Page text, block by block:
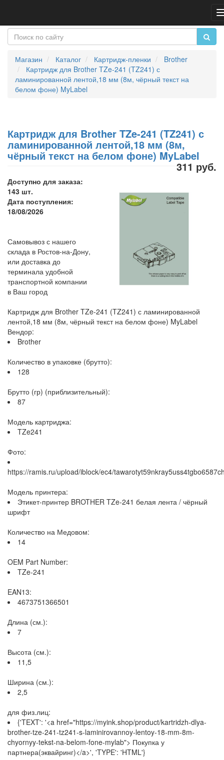
Магазин Каталог Картридж-пленки
Brother
Картридж для Brother TZe-241 (TZ241) с
ламинированной лентой,18 мм (8м, чёрный текст на
белом фоне) MyLabel
Картридж для Brother TZe-241 (TZ241) с
ламинированной лентой,18 мм (8м,
чёрный текст на белом фоне) MyLabel
311 руб.
Доступно для заказа:
143 шт.
Дата поступления:
18/08/2026
Самовывоз с нашего
склада в Ростов-на-Дону,
или доставка до
терминала удобной
транспортной компании
в Ваш город
Картридж для Brother TZe-241 (TZ241) с ламинированной
лентой,18 мм (8м, чёрный текст на белом фоне) MyLabel
Вендор:
Brother
Количество в упаковке (брутто):
128
Брутто (гр) (приблизительный):
87
Модель картриджа:
TZe241
Фото:
https://ramis.ru/upload/iblock/ec4/
Модель принтера:
Этикет-принтер BROTHER TZe-241 белая лента / чёрный
шрифт
Количество на Медовом:
14
OEM Part Number:
TZe-241
EAN13:
4673751366501
Длина (см.):
7
Высота (см.):
11,5
Ширина (см.):
2,5
для физ.лиц:
{'TEXT': '<a href="https://myink.shop/product/kartridzh-dlya-
brother-tze-241-tz241-s-laminirovannoy-lentoy-18-mm-8m-
chyornyy-tekst-na-belom-fone-mylab"> Покупка у
партнера(эквайринг)</a>', 'TYPE': 'HTML'}